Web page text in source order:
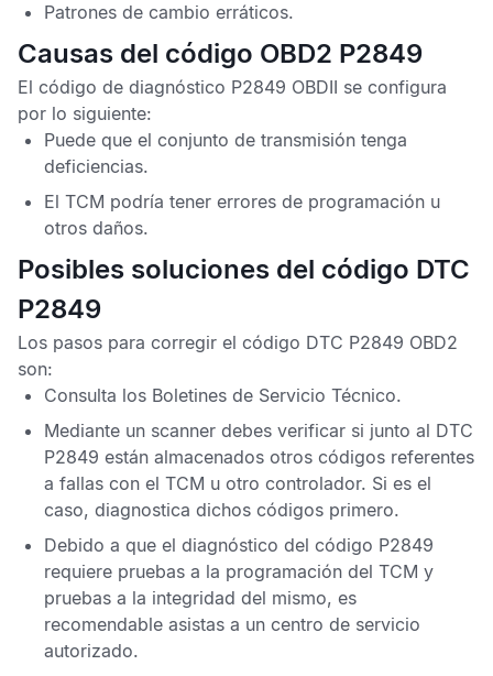
Patrones de cambio erráticos.
Causas del código OBD2 P2849
El código de diagnóstico P2849 OBDII se configura
por lo siguiente:
Puede que el conjunto de transmisión tenga
deficiencias.
El TCM podría tener errores de programación u
otros daños.
Posibles soluciones del código DTC
P2849
Los pasos para corregir el código DTC P2849 OBD2
son:
Consulta los Boletines de Servicio Técnico.
Mediante un scanner debes verificar si junto al DTC
P2849 están almacenados otros códigos referentes
a fallas con el TCM u otro controlador. Si es el
caso, diagnostica dichos códigos primero.
Debido a que el diagnóstico del código P2849
requiere pruebas a la programación del TCM y
pruebas a la integridad del mismo, es
recomendable asistas a un centro de servicio
autorizado.